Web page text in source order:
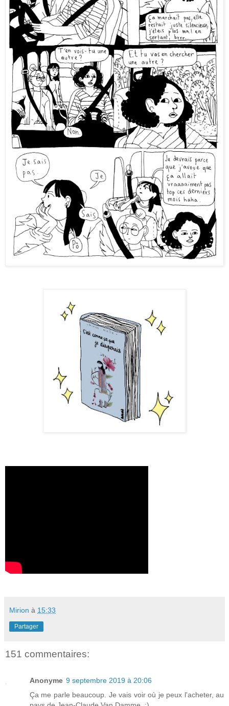
Mirion à 15:33
Partager
151 commentaires:
Anonyme 9 septembre 2019 à 20:06
Ça me parle beaucoup. Je vais voir où je peux l'acheter, au